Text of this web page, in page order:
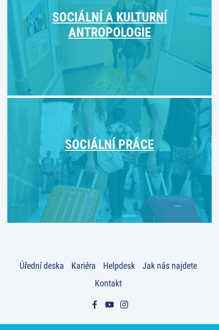
SOCIÁLNÍ A KULTURNÍ
ANTROPOLOGIE
SOCIÁLNÍ PRÁCE
Úřední deska Kariéra Helpdesk
Jak nás najdete
Kontakt